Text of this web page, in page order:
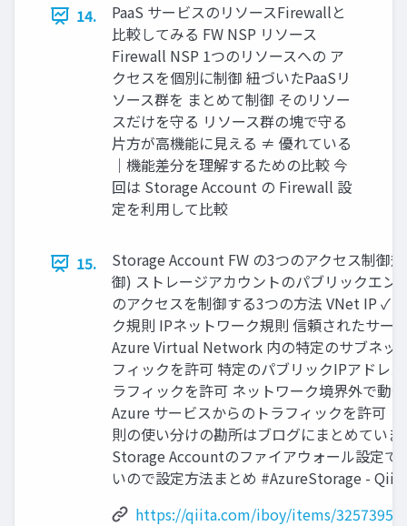
14.
PaaS サービスのリソースFirewallと
比較してみる FW NSP リソース
Firewall NSP 1つのリソースへの ア
クセスを個別に制御 紐づいたPaaSリ
ソース群を まとめて制御 そのリソー
スだけを守る リソース群の塊で守る
片方が高機能に見える ≠ 優れている
｜機能差分を理解するための比較 今
回は Storage Account の Firewall 設
定を利用して比較
15.
Storage Account FW の3つのアクセス制御
御) ストレージアカウントのパブリックエン
のアクセスを制御する3つの方法 VNet IP ✓
ク規則 IPネットワーク規則 信頼されたサー
Azure Virtual Network 内の特定のサブネッ
フィックを許可 特定のパブリックIPアドレ
ラフィックを許可 ネットワーク境界外で動
Azure サービスからのトラフィックを許可
則の使い分けの勘所はブログにまとめてい
Storage Accountのファイアウォール設定で
いので設定方法まとめ #AzureStorage - Qiita
https://qiita.com/iboy/items/